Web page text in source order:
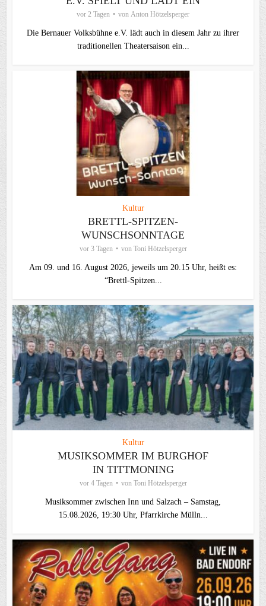
vor 2 Tagen von Anton Hötzelsperger
Die Bernauer Volksbühne e.V. lädt auch in diesem Jahr zu ihrer
traditionellen Theater­saison ein...
Kultur
BRETTL-SPITZEN-
WUNSCHSONNTAGE
vor 3 Tagen von Toni Hötzelsperger
Am 09. und 16. August 2026, jeweils um 20.15 Uhr, heißt es:
“Brettl-Spitzen...
Kultur
MUSIKSOMMER IM BURGHOF
IN TITTMONING
vor 4 Tagen von Toni Hötzelsperger
Musiksommer zwischen Inn und Salzach – Samstag,
15.08.2026, 19:30 Uhr, Pfarrkirche Mülln...